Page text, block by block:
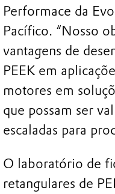
Performace da
Pacífico. “Nosso
vantagens de
PEEK em
motores em
que possam ser
escaladas para
O laboratório de
retangulares de